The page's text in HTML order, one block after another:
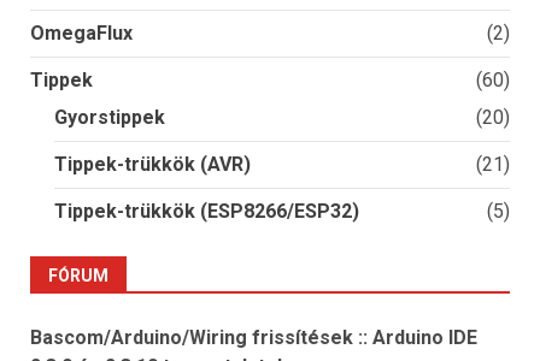
OmegaFlux (2)
Tippek
(60)
Gyorstippek
(20)
Tippek-trükkök (AVR) (21)
Tippek-trükkök (ESP8266/ESP32) (5)
FÓRUM
Bascom/Arduino/Wiring frissítések :: Arduino IDE